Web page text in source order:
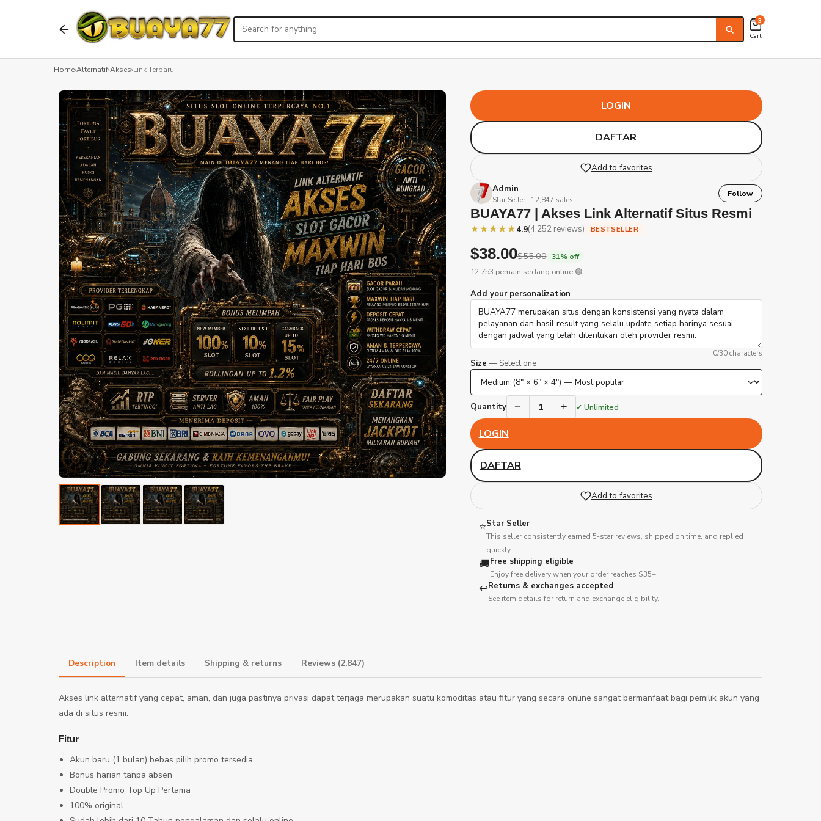
3
Cart
Home›Alternatif›Akses›Link Terbaru
LOGIN
DAFTAR
Add to favorites
Admin
Star Seller · 12,847 sales
Follow
BUAYA77 | Akses Link Alternatif Situs Resmi
★★★★★4.9(4,252 reviews) BESTSELLER
$38.00$55.00 31% off
12.753 pemain sedang online 🟢
Add your personalization
0/30 characters
Size — Select one
Quantity − 1 + ✓ Unlimited
LOGIN
DAFTAR
Add to favorites
⭐Star Seller
This seller consistently earned 5-star reviews, shipped on time, and replied
quickly.
🚚Free shipping eligible
Enjoy free delivery when your order reaches $35+
↩️Returns & exchanges accepted
See item details for return and exchange eligibility.
Description Item details Shipping & returns Reviews (2,847)
Akses link alternatif yang cepat, aman, dan juga pastinya privasi dapat terjaga merupakan suatu komoditas atau fitur yang secara online sangat bermanfaat bagi pemilik akun yang
ada di situs resmi.
Fitur
Akun baru (1 bulan) bebas pilih promo tersedia
Bonus harian tanpa absen
Double Promo Top Up Pertama
100% original